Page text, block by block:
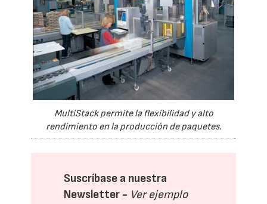
MultiStack permite la flexibilidad y alto
rendimiento en la producción de paquetes.
Suscríbase a nuestra
Newsletter - Ver ejemplo